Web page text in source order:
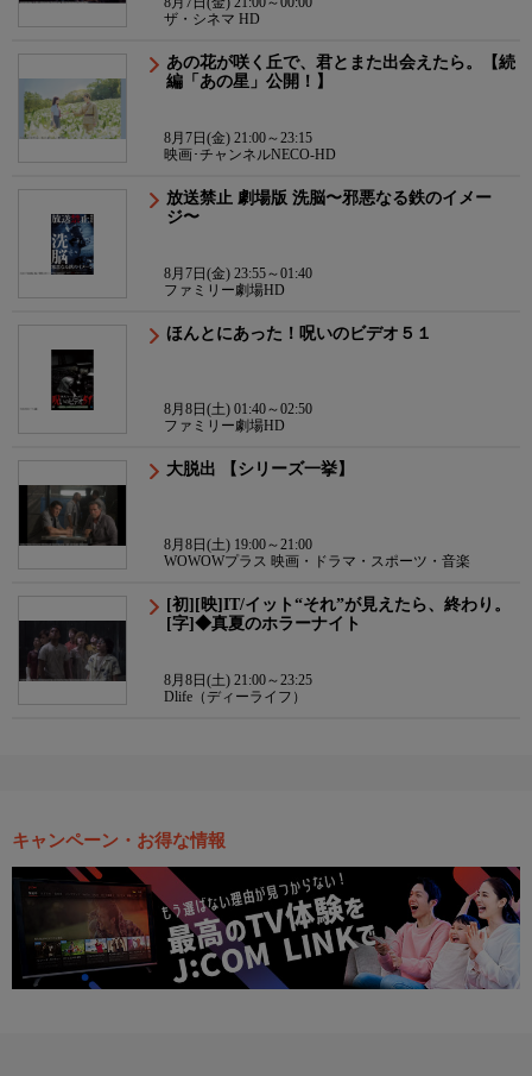
ザ・シネマ HD
あの花が咲く丘で、君とまた出会えたら。【続
編「あの星」公開！】
8月7日(金) 21:00～23:15
映画･チャンネルNECO-HD
放送禁止 劇場版 洗脳〜邪悪なる鉄のイメー
ジ〜
8月7日(金) 23:55～01:40
ファミリー劇場HD
ほんとにあった！呪いのビデオ５１
8月8日(土) 01:40～02:50
ファミリー劇場HD
大脱出 【シリーズ一挙】
8月8日(土) 19:00～21:00
WOWOWプラス 映画・ドラマ・スポーツ・音楽
[初][映]IT/イット“それ”が見えたら、終わり。
[字]◆真夏のホラーナイト
8月8日(土) 21:00～23:25
Dlife（ディーライフ）
キャンペーン・お得な情報